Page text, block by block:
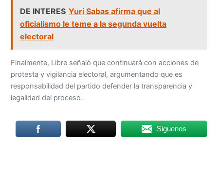
DE INTERES Yuri Sabas afirma que al
oficialismo le teme a la segunda vuelta
electoral
Finalmente, Libre señaló que continuará con acciones de
protesta y vigilancia electoral, argumentando que es
responsabilidad del partido defender la transparencia y
legalidad del proceso.
Siguenos